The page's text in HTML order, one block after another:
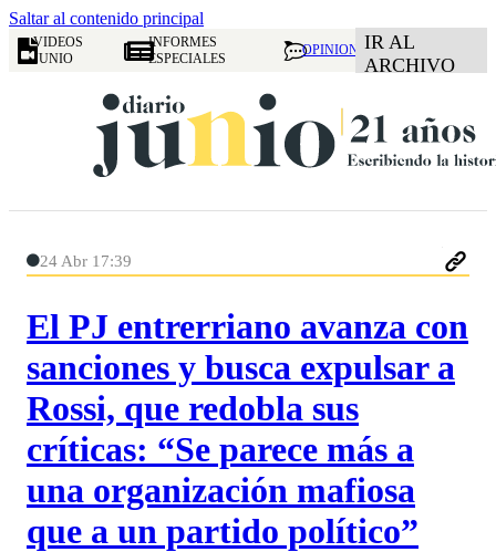
Saltar al contenido principal
VIDEOS
JUNIO
INFORMES
ESPECIALES
OPINION IR AL
ARCHIVO
24 Abr 17:39
El PJ entrerriano avanza con
sanciones y busca expulsar a
Rossi, que redobla sus
críticas: “Se parece más a
una organización mafiosa
que a un partido político”